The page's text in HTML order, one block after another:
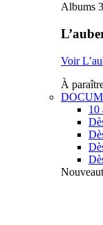
Albums
Voir
À
10